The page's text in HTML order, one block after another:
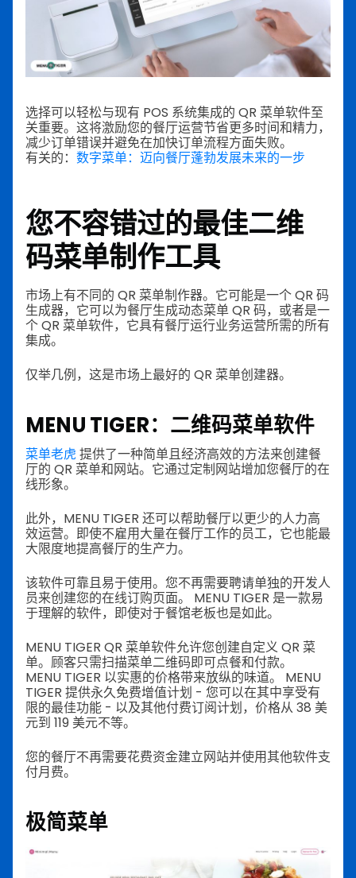
选择可以轻松与现有 POS 系统集成的 QR 菜单软件至
关重要。这将激励您的餐厅运营节省更多时间和精力，
减少订单错误并避免在加快订单流程方面失败。
有关的： 数字菜单：迈向餐厅蓬勃发展未来的一步
您不容错过的最佳二维
码菜单制作工具
市场上有不同的 QR 菜单制作器。它可能是一个 QR 码
生成器，它可以为餐厅生成动态菜单 QR 码，或者是一
个 QR 菜单软件，它具有餐厅运行业务运营所需的所有
集成。
仅举几例，这是市场上最好的 QR 菜单创建器。
MENU TIGER：二维码菜单软件
菜单老虎 提供了一种简单且经济高效的方法来创建餐
厅的 QR 菜单和网站。它通过定制网站增加您餐厅的在
线形象。
此外，MENU TIGER 还可以帮助餐厅以更少的人力高
效运营。即使不雇用大量在餐厅工作的员工，它也能最
大限度地提高餐厅的生产力。
该软件可靠且易于使用。您不再需要聘请单独的开发人
员来创建您的在线订购页面。 MENU TIGER 是一款易
于理解的软件，即使对于餐馆老板也是如此。
MENU TIGER QR 菜单软件允许您创建自定义 QR 菜
单。顾客只需扫描菜单二维码即可点餐和付款。
MENU TIGER 以实惠的价格带来放纵的味道。 MENU
TIGER 提供永久免费增值计划 - 您可以在其中享受有
限的最佳功能 - 以及其他付费订阅计划，价格从 38 美
元到 119 美元不等。
您的餐厅不再需要花费资金建立网站并使用其他软件支
付月费。
极简菜单